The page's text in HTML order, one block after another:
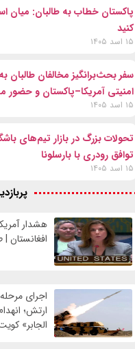
پاکستان خطاب به طالبان: میان
کنید
۱۵ اسد ۱۴۰۵
سفر بحث‌برانگیز مخالفان طالبان
امنیتی آمریکا–پاکستان و حضور
۱۵ اسد ۱۴۰۵
تحولات بزرگ در بازار تیم‌های
توافق رودری با بارسلونا
۱۵ اسد ۱۴۰۵
هشدار
افغانستان
اجرای
ارتش؛
الجابر»